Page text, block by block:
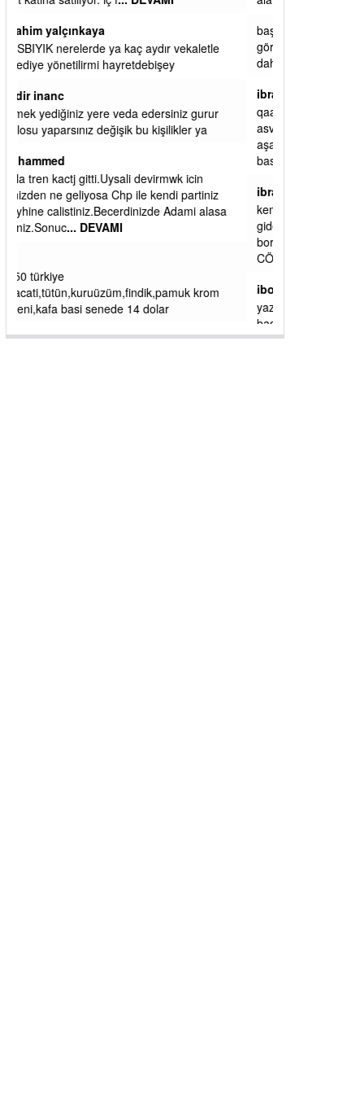
başkanım seni belediye başkanlığında da
görmek isteriz senin ereyliye katkın çok oldu
daha da olacaktır
ibrahim yalçınkaya
qaasvalt kansorejen madde mahalle aralarında
asvalt döke döke kaldırımlar ana yoldan
basacak ma
ibrahim yalçınkaya
kemer mezarlık altı CİĞİRLİK deniz kenarına
giden yola gelin EREĞLİ BELEDİYESİ o
ibogemici
yaz geldi layyy layyy layy lom festivalleri
başladı biz halk ekmek fabrikası kent lokantası
diyoruz ağacum yaz konserleri diyor